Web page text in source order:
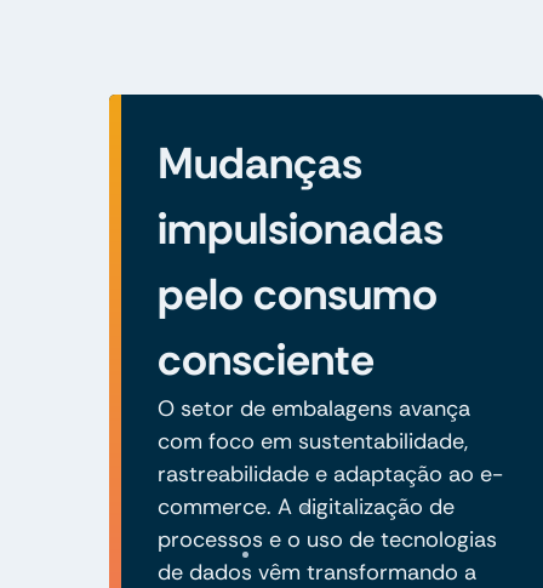
Mudanças
impulsionadas
pelo consumo
consciente
O setor de embalagens avança
com foco em sustentabilidade,
rastreabilidade e adaptação ao e-
commerce. A digitalização de
processos e o uso de tecnologias
de dados vêm transformando a